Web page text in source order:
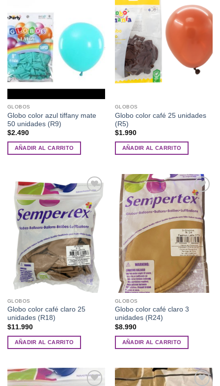
deseos
GLOBOS
Globo color azul tiffany mate
50 unidades (R9)
$2.490
AÑADIR AL CARRITO
Añadir
a la
lista de
GLOBOS
Globo color café 25 unidades
(R5)
$1.990
AÑADIR AL CARRITO
a la
lista de
deseos
GLOBOS
Globo color café claro 25
unidades (R18)
$11.990
AÑADIR AL CARRITO
Añadir
a la
lista de
deseos
GLOBOS
Globo color café claro 3
unidades (R24)
$8.990
AÑADIR AL CARRITO